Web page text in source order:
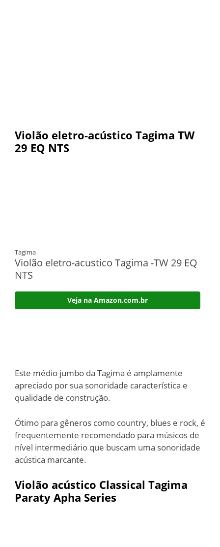
Violão eletro-acústico Tagima TW
29 EQ NTS
Tagima
Violão eletro-acustico Tagima -TW 29 EQ
NTS
Veja na Amazon.com.br
Este médio jumbo da Tagima é amplamente
apreciado por sua sonoridade característica e
qualidade de construção.
Ótimo para gêneros como country, blues e rock, é
frequentemente recomendado para músicos de
nível intermediário que buscam uma sonoridade
acústica marcante.
Violão acústico Classical Tagima
Paraty Apha Series